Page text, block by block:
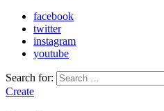
facebook
twitter
instagram
youtube
Search for:
Create